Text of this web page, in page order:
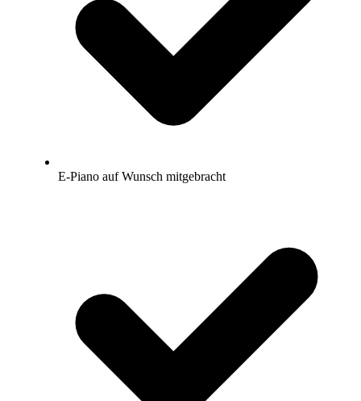
E-Piano auf Wunsch mitgebracht